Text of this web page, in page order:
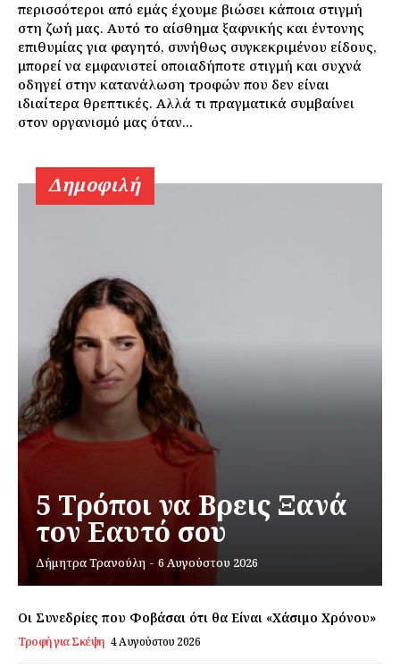
Εγγραφείτε τώρα!
Daily Food
Σχετικά με εμάς
Ο λογαριασμός μου
Επικοινωνία
περισσότεροι από εμάς έχουμε βιώσει κάποια στιγμή
στη ζωή μας. Αυτό το αίσθημα ξαφνικής και έντονης
επιθυμίας για φαγητό, συνήθως συγκεκριμένου είδους,
μπορεί να εμφανιστεί οποιαδήποτε στιγμή και συχνά
οδηγεί στην κατανάλωση τροφών που δεν είναι
ιδιαίτερα θρεπτικές. Αλλά τι πραγματικά συμβαίνει
στον οργανισμό μας όταν...
Δημοφιλή
5 Τρόποι να Βρεις Ξανά
τον Εαυτό σου
Δήμητρα Τρανούλη - 6 Αυγούστου 2026
Οι Συνεδρίες που Φοβάσαι ότι θα Είναι «Χάσιμο Χρόνου»
Τροφή για Σκέψη 4 Αυγούστου 2026